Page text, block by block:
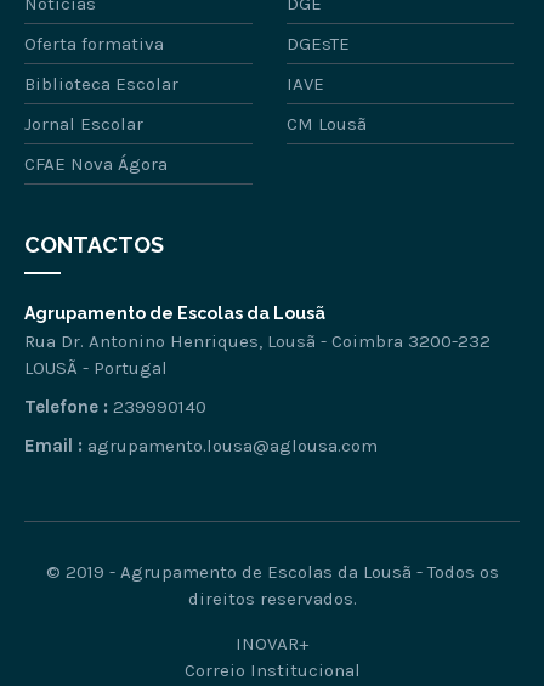
Oferta formativa
DGEsTE
Biblioteca Escolar
IAVE
Jornal Escolar
CM Lousã
CFAE Nova Ágora
CONTACTOS
Agrupamento de Escolas da Lousã
Rua Dr. Antonino Henriques, Lousã - Coimbra 3200-232
LOUSÃ - Portugal
Telefone : 239990140
Email : agrupamento.lousa@aglousa.com
© 2019 - Agrupamento de Escolas da Lousã - Todos os
direitos reservados.
INOVAR+
Correio Institucional